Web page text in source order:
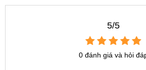
kĩ thuật tay nghề cao, máy móc
được nhập khẩu chính hãng 100%
kinh nghiệm có thể khắc phục thêm
5/5
0 đánh giá và hỏi